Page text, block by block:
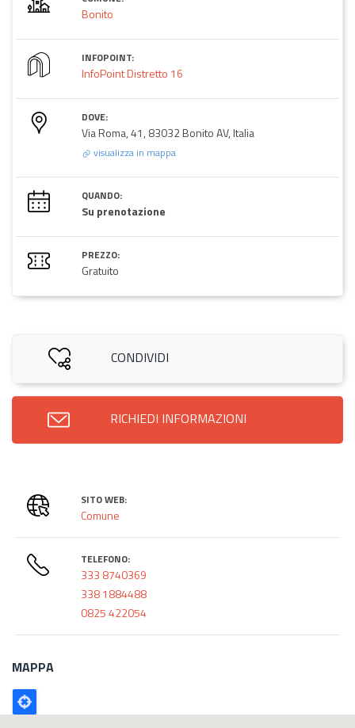
Bonito
INFOPOINT:
InfoPoint Distretto 16
DOVE:
Via Roma, 41, 83032 Bonito AV, Italia
visualizza in mappa
QUANDO:
Su prenotazione
PREZZO:
Gratuito
CONDIVIDI
RICHIEDI INFORMAZIONI
SITO WEB:
Comune
TELEFONO:
333 8740369
338 1884488
0825 422054
MAPPA
Poligono
GEO